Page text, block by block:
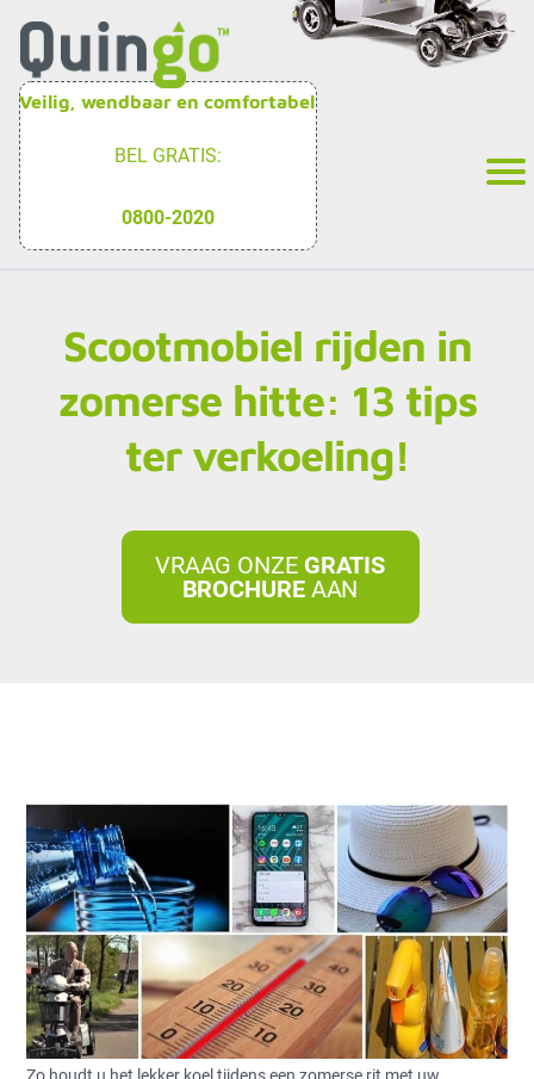
Veilig, wendbaar en comfortabel
BEL GRATIS:
0800-2020
Scootmobiel rijden in
zomerse hitte: 13 tips
ter verkoeling!
VRAAG ONZE GRATIS
BROCHUREAAN